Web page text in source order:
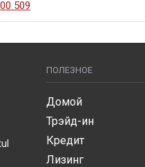
509
ПОЛЕЗНОЕ
Домой
Трэйд-ин
Кредит
Лизинг